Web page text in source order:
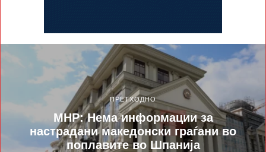
ПРЕТХОДНО
МНР: Нема информации за
настрадани македонски граѓани во
поплавите во Шпанија